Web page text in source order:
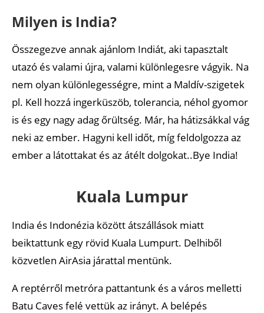
Milyen is India?
Összegezve annak ajánlom Indiát, aki tapasztalt
utazó és valami újra, valami különlegesre vágyik. Na
nem olyan különlegességre, mint a Maldív-szigetek
pl. Kell hozzá ingerküszöb, tolerancia, néhol gyomor
is és egy nagy adag őrültség. Már, ha hátizsákkal vág
neki az ember. Hagyni kell időt, míg feldolgozza az
ember a látottakat és az átélt dolgokat..Bye India!
Kuala Lumpur
India és Indonézia között átszállások miatt
beiktattunk egy rövid Kuala Lumpurt. Delhiből
közvetlen AirAsia járattal mentünk.
A reptérről metróra pattantunk és a város melletti
Batu Caves felé vettük az irányt. A belépés